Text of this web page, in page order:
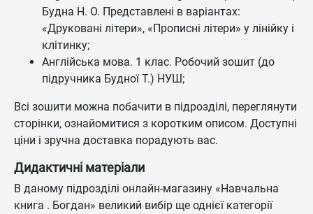
Будна Н. О. Представлені в варіантах:
«Друковані літери», «Прописні літери» у лінійку і
клітинку;
Англійська мова. 1 клас. Робочий зошит (до
підручника Будної Т.) НУШ;
Всі зошити можна побачити в підрозділі, переглянути
сторінки, ознайомитися з коротким описом. Доступні
ціни і зручна доставка порадують вас.
Дидактичні матеріали
В даному підрозділі онлайн-магазину «Навчальна
книга . Богдан» великий вибір ще однієї категорії